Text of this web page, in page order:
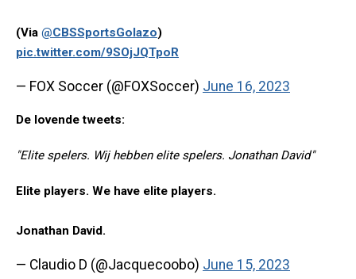
(Via @CBSSportsGolazo)
pic.twitter.com/9SOjJQTpoR
— FOX Soccer (@FOXSoccer) June 16, 2023
De lovende tweets:
"Elite spelers. Wij hebben elite spelers. Jonathan David"
Elite players. We have elite players.
Jonathan David.
— Claudio D (@Jacquecoobo) June 15, 2023